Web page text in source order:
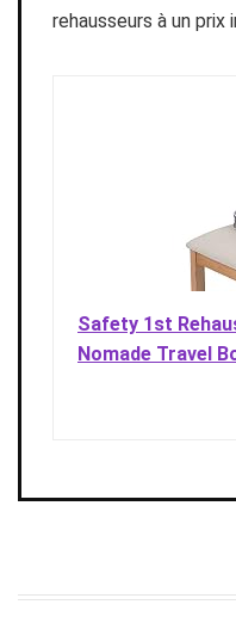
rehausseurs à un prix
Safety 1st
Nomade Travel